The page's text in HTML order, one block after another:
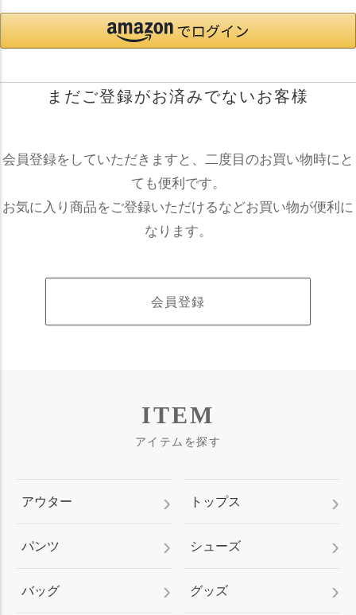
まだご登録がお済みでないお客様
会員登録をしていただきますと、二度目のお買い物時にと
ても便利です。
お気に入り商品をご登録いただけるなどお買い物が便利に
なります。
会員登録
ITEM
アイテムを探す
アウター トップス
パンツ シューズ
バッグ グッズ